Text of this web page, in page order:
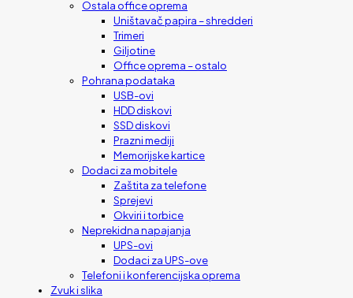
Ostala office oprema
Uništavač papira – shredderi
Trimeri
Giljotine
Office oprema – ostalo
Pohrana podataka
USB-ovi
HDD diskovi
SSD diskovi
Prazni mediji
Memorijske kartice
Dodaci za mobitele
Zaštita za telefone
Sprejevi
Okviri i torbice
Neprekidna napajanja
UPS-ovi
Dodaci za UPS-ove
Telefoni i konferencijska oprema
Zvuk i slika